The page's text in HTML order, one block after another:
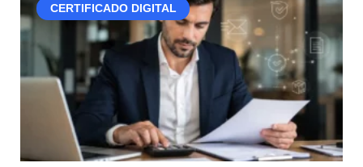
CERTIFICADO DIGITAL